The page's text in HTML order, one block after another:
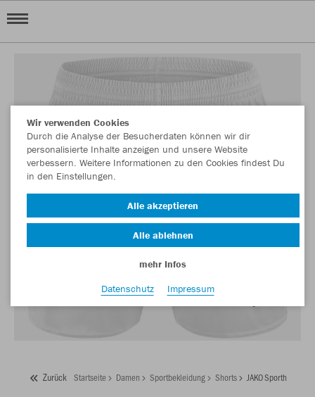
Zurück Startseite Damen Sportbekleidung Shorts JAKO Sporthose
Wir verwenden Cookies
Durch die Analyse der Besucherdaten können wir dir
personalisierte Inhalte anzeigen und unsere Website
verbessern. Weitere Informationen zu den Cookies findest Du
in den Einstellungen.
Alle akzeptieren
Alle ablehnen
mehr Infos
Datenschutz
Impressum